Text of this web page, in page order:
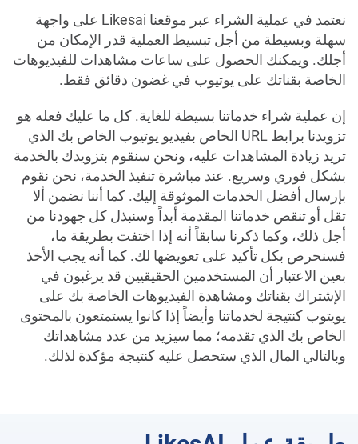
نعتمد في عملية الشراء عبر موقعنا Likesai على واجهة
سهلة وبسيطة من أجل تبسيط العملية قدر الإمكان من
أجلك. ويمكنك الحصول على ساعات مشاهدات للفيديوهات
الخاصة بقناتك على يوتيوب في غضون دقائق فقط.
إن عملية شراء خدماتنا بسيطة للغاية. كل ما عليك فعله هو
تزويدنا برابط URL الخاص بفيديو يوتيوب الخاص بك الذي
تريد زيادة المشاهدات عليه، ونحن سنقوم بتزويدك بالخدمة
بشكل فوري وسريع. عند مباشرة تنفيذ الخدمة، نحن نقوم
بإرسال أفضل الخدمات الموثوقة إليك. كما أننا نضمن ألا
تقل أو تنقص خدماتنا المقدمة أبداً وسنبذل كل جهودنا من
أجل ذلك، وكما ذكرنا سابقاً أنه إذا اختفت بطريقة ما،
فسنحرص بكل تأكيد على تعويضها لك. كما أنه يجب الأخذ
بعين الاعتبار أن المستخدمين الحقيقيين قد يرغبون في
الإشتراك بقناتك ومشاهدة الفيديوهات الخاصة بك على
يويتوب كنتيجة لخدماتنا وأيضاً إذا كانوا يستمتعون بالمحتوى
الخاص بك الذي تقدمه؛ مما سيزيد من عدد مشاهداتك
وبالتالي المال الذي ستحصل عليه كنتيجة مؤكدة لذلك.